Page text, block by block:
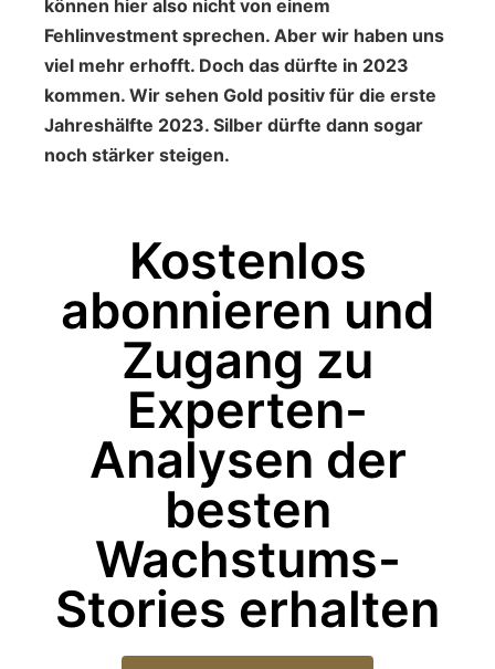
können hier also nicht von einem
Fehlinvestment sprechen. Aber wir haben uns
viel mehr erhofft. Doch das dürfte in 2023
kommen. Wir sehen Gold positiv für die erste
Jahreshälfte 2023. Silber dürfte dann sogar
noch stärker steigen.
Kostenlos
abonnieren und
Zugang zu
Experten-
Analysen der
besten
Wachstums-
Stories erhalten